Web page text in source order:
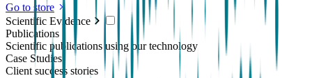
Go to store
Scientific Evidence
Publications
Scientific publications using our technology
Case Studies
Client success stories